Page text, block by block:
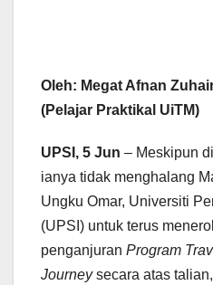
Oleh: Megat Afnan
(Pelajar Praktikal UiTM)
UPSI, 5 Jun – Meskipun
ianya tidak menghalang
Ungku Omar, Universiti
(UPSI) untuk terus
penganjuran Program
Journeysecara atas